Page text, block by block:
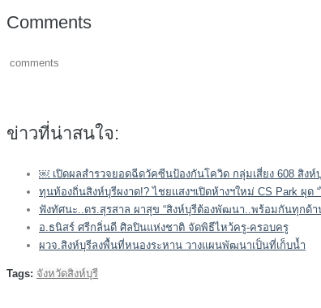
Comments
comments
ข่าวที่น่าสนใจ:
￼ เปิดผลสำรวจยอดฉีดวัคซีนป้องกันโควิด กลุ่มเสี่ยง 608 สิ
ทุนท้องถิ่นสิงห์บุรีผงาด!? ไชยแสงฯเปิดห้างฯใหม่ CS Park ผุด
ฟังทัศนะ..ดร.สุรสาล ผาสุข “สิงห์บุรีต้องพัฒนา..พร้อมกันทุกด้า
อ.ธนิสร์ ศรีกลิ่นดี ศิลปินแห่งชาติ จัดพิธีไหว้ครู-ครอบครู
ผวจ.สิงห์บุรีลงพื้นที่หนองระหาน วางแผนพัฒนาเป็นที่เก็บน้ำ
Tags: จังหวัดสิงห์บุรี